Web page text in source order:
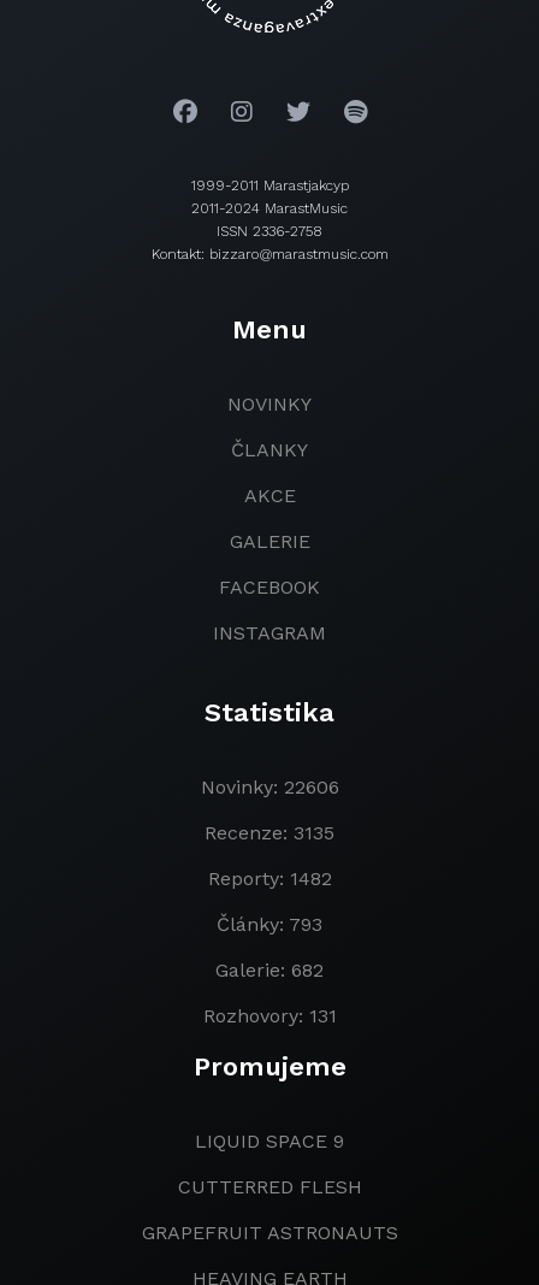
1999-2011 Marastjakcyp
2011-2024 MarastMusic
ISSN 2336-2758
Kontakt: bizzaro@marastmusic.com
Menu
NOVINKY
ČLANKY
AKCE
GALERIE
FACEBOOK
INSTAGRAM
Statistika
Novinky: 22606
Recenze: 3135
Reporty: 1482
Články: 793
Galerie: 682
Rozhovory: 131
Promujeme
LIQUID SPACE 9
CUTTERRED FLESH
GRAPEFRUIT ASTRONAUTS
HEAVING EARTH